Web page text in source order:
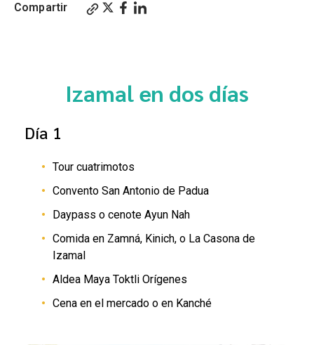
Compartir
Izamal en dos días
Día 1
Tour cuatrimotos
Convento San Antonio de Padua
Daypass o cenote Ayun Nah
Comida en Zamná, Kinich, o La Casona de
Izamal
Aldea Maya Toktli Orígenes
Cena en el mercado o en Kanché